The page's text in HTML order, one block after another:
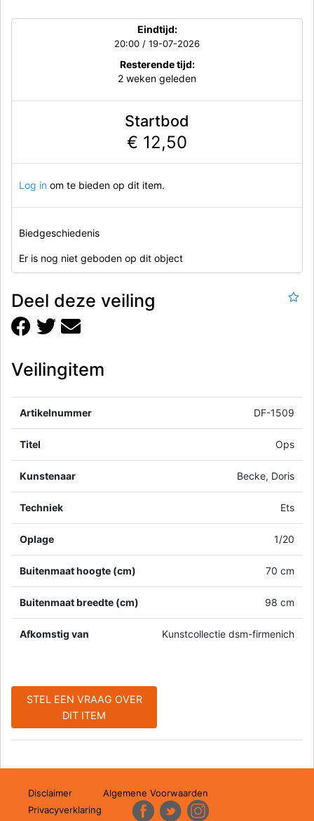
Eindtijd:
20:00 / 19-07-2026
Resterende tijd:
2 weken geleden
Startbod
€ 12,50
Log in om te bieden op dit item.
Biedgeschiedenis
Er is nog niet geboden op dit object
Deel deze veiling
Veilingitem
Artikelnummer DF-1509
Titel Ops
Kunstenaar Becke, Doris
Techniek Ets
Oplage 1/20
Buitenmaat hoogte (cm) 70 cm
Buitenmaat breedte (cm) 98 cm
Afkomstig van Kunstcollectie dsm-firmenich
STEL EEN VRAAG OVER
DIT ITEM
Disclaimer
Algemene Voorwaarden
Privacyverklaring